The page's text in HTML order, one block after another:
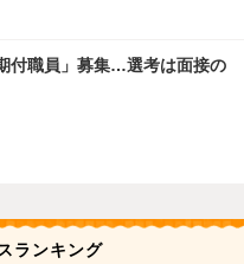
付職員」募集…選考は面接の
ランキング